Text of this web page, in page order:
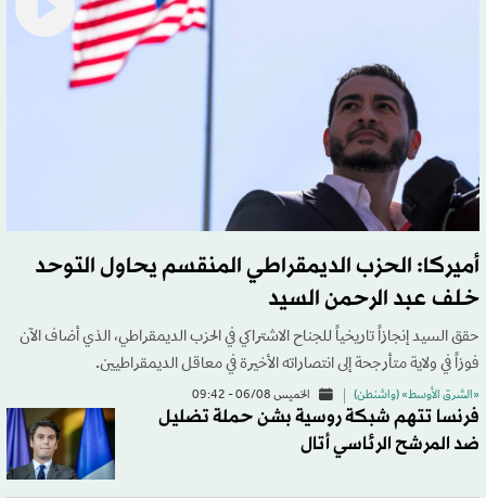
أميركا: الحزب الديمقراطي المنقسم يحاول التوحد
خلف عبد الرحمن السيد
حقق السيد إنجازاً تاريخياً للجناح الاشتراكي في الحزب الديمقراطي، الذي أضاف الآن
فوزاً في ولاية متأرجحة إلى انتصاراته الأخيرة في معاقل الديمقراطيين.
«الشرق الأوسط» (واشنطن) الخميس 06/08 - 09:42
فرنسا تتهم شبكة روسية بشن حملة تضليل
ضد المرشح الرئاسي أتال